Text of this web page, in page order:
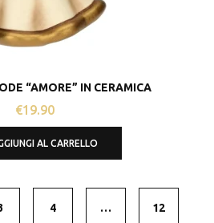
“AMORE” IN CERAMICA
€19.90
AL CARRELLO
4 … 12